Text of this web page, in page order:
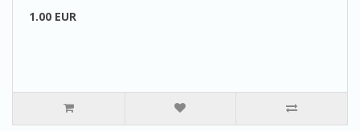
1.00 EUR